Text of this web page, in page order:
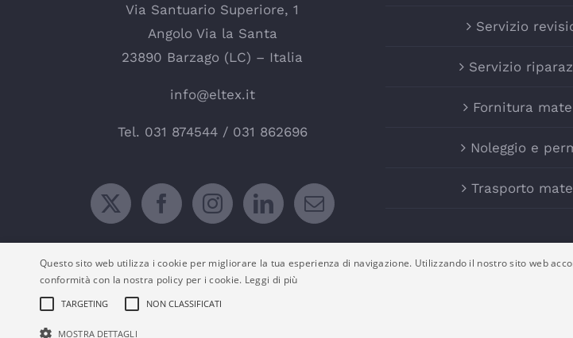
Via Santuario Superiore, 1
Angolo Via la Santa
23890 Barzago (LC) – Italia
info@eltex.it
Tel. 031 874544/ 031 862696
Servizio
Servizio
Fornitura
Noleggio e
Trasporto
Questo sito web utilizza i cookie per migliorare la tua esperienza di navigazione. Utilizzando il nostro sito web
conformità con la nostra policy per i cookie. Leggi di più
TARGETING NON CLASSIFICATI
MOSTRA DETTAGLI